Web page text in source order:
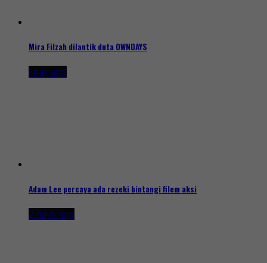
Mira Filzah dilantik duta OWNDAYS
1 day ago
Adam Lee percaya ada rezeki bintangi filem aksi
2 days ago